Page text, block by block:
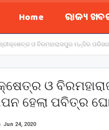
Home ରାଜ୍ୟ
ଓ ବିରମହାରାଜପୁର ମନ୍ଦିର
ଓ
ହେଲା ପବିତ୍ର
Jun 24, 2020